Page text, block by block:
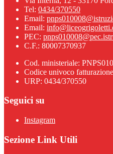
Tel: 0434/370550
Email:
Email:
PEC:
C.F.: 80007370937
Cod. ministeriale:
Codice univoco
URP: 0434/370550
Seguici su
Instagram
Sezione Link Utili